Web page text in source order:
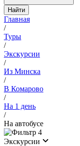
Найти
Главная
/
Туры
/
Экскурсии
/
Из Минска
/
В Комарово
/
На 1 день
/
На автобусе
4
Экскурсии